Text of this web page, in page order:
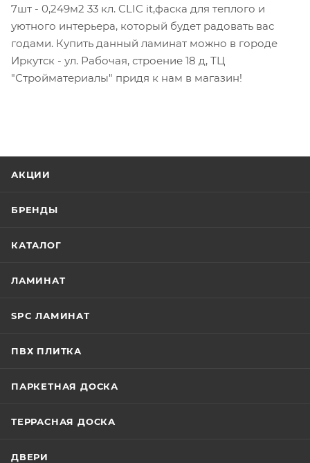
7шт - 0,249м2 33 кл. CLIC it,фаска для теплого и
уютного интерьера, который будет радовать вас
годами. Купить данный ламинат можно в городе
Иркутск - ул. Рабочая, строение 18 д, ТЦ
"Стройматериалы" придя к нам в магазин!
АКЦИИ
БРЕНДЫ
КАТАЛОГ
ЛАМИНАТ
SPC ЛАМИНАТ
ПВХ ПЛИТКА
ПАРКЕТНАЯ ДОСКА
ТЕРРАСНАЯ ДОСКА
ДВЕРИ